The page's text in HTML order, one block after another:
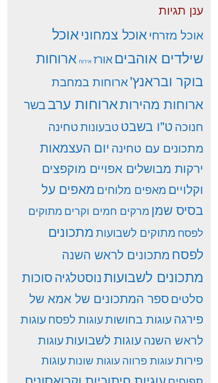
ענן תגיות
אוכל מזרחי אוכל צמחוניאוכל
שילדים אוהביםאורז אירוח ארוחות
בוקר ובראנץ'ארוחות במחבת
ארוחות מהירותארוחות ערבבשר
חנוכהט"ו בשבט טבעונותטחינה
מתכונים עם טחינה יום העצמאות
ירקות מבושלים אפויים מוקפצים
וקלויים מאפים מלוחים מאפים על
בסיס שמן מרקים חמים וקריםמתוקים
לפסח מתוקים לשבועותמתכונים
לפסח מתכונים לראש השנה
מתכונים לשבועותנוסטלגיהסוכות
סלטים ספר המתכונים של אמא של
פירגהעוגות בחושותעוגות לפסח עוגות
לראש השנהעוגות לשבועותעוגות
פירותעוגות פרווהעוגות שונותעוגות